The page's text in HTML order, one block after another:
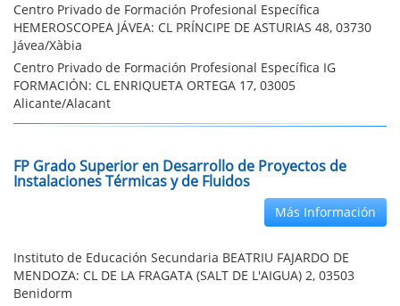
Centro Privado de Formación Profesional Específica
HEMEROSCOPEA JÁVEA: CL PRÍNCIPE DE ASTURIAS 48, 03730
Jávea/Xàbia
Centro Privado de Formación Profesional Específica IG
FORMACIÓN: CL ENRIQUETA ORTEGA 17, 03005
Alicante/Alacant
FP Grado Superior en Desarrollo de Proyectos de
Instalaciones Térmicas y de Fluidos
Más Información
Instituto de Educación Secundaria BEATRIU FAJARDO DE
MENDOZA: CL DE LA FRAGATA (SALT DE L'AIGUA) 2, 03503
Benidorm